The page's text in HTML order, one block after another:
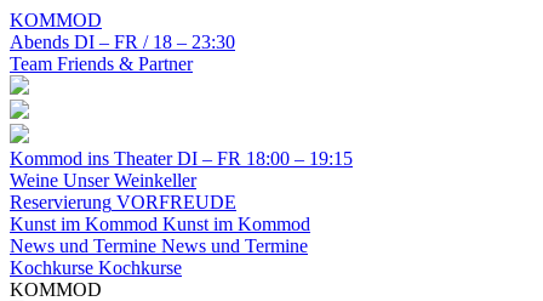
KOMMOD
Abends DI – FR / 18 – 23:30
Team Friends & Partner
Kommod ins Theater DI – FR 18:00 – 19:15
Weine Unser Weinkeller
Reservierung VORFREUDE
Kunst im Kommod Kunst im Kommod
News und Termine News und Termine
Kochkurse Kochkurse
KOMMOD